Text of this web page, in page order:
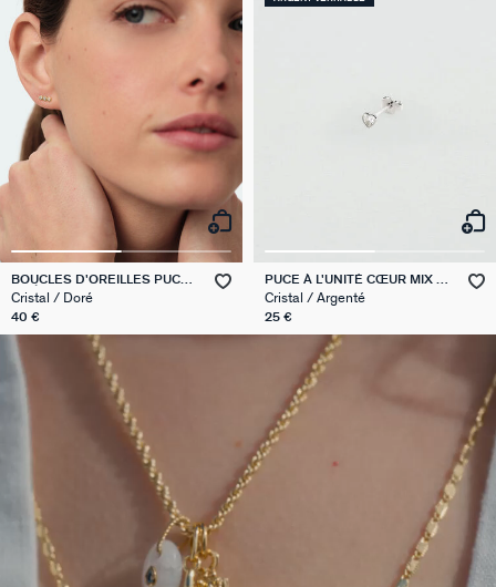
BOUCLES D'OREILLES PUCES
ODÉON
Cristal / Doré
40 €
PUCE À L'UNITÉ CŒUR MIX &
MATCH
Cristal / Argenté
25 €